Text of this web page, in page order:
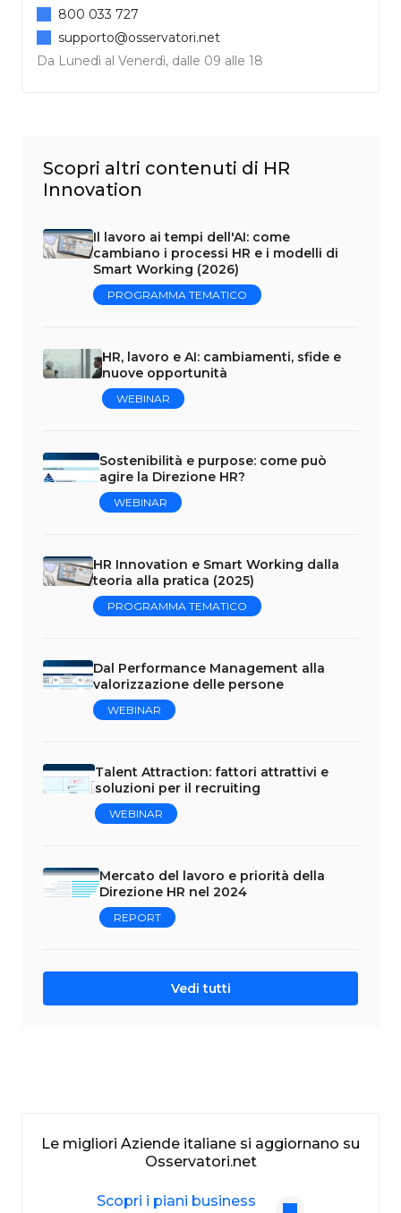
Da Lunedì al Venerdì, dalle 09 alle 18
800 033 727
supporto@osservatori.net
Scopri altri contenuti di HR
Innovation
Il lavoro ai tempi dell'AI: come
cambiano i processi HR e i modelli di
Smart Working (2026)
PROGRAMMA TEMATICO
HR, lavoro e AI: cambiamenti, sfide e
nuove opportunità
WEBINAR
Sostenibilità e purpose: come può
agire la Direzione HR?
WEBINAR
HR Innovation e Smart Working dalla
teoria alla pratica (2025)
PROGRAMMA TEMATICO
Dal Performance Management alla
valorizzazione delle persone
WEBINAR
Talent Attraction: fattori attrattivi e
soluzioni per il recruiting
WEBINAR
Mercato del lavoro e priorità della
Direzione HR nel 2024
REPORT
Vedi tutti
Le migliori Aziende italiane si aggiornano su
Osservatori.net
Scopri i piani business